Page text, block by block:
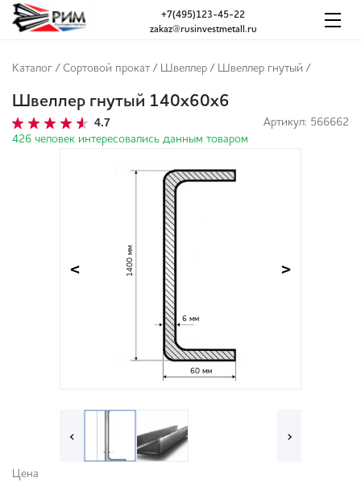
zakaz@rusinvestmetall.ru
+7(495)123-45-22
Каталог / Сортовой прокат / Швеллер / Швеллер гнутый /
Швеллер гнутый 140х60х6
4.7
Артикул: 566662
426 человек интересовались данным товаром
1400 мм
60 мм
6 мм
< >
‹ ›
Цена